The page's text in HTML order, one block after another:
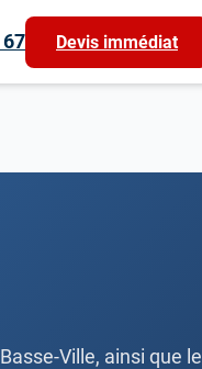
Devis immédiat
Ville, ainsi que le